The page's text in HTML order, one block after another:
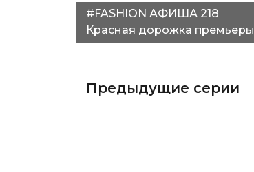
#FASHION АФИША 218
Красная дорожка премьеры
«Петровы в гриппе», новая
Предыдущие серии